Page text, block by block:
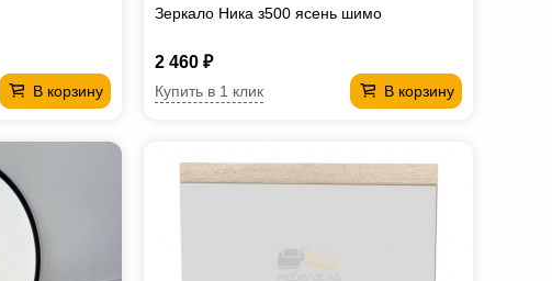
В корзину
Зеркало Ника з500 ясень шимо
2 460 ₽
В корзину
Купить в 1 клик